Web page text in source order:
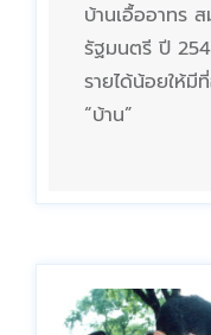
บ้านเอื้ออาทร
รัฐมนตรี ปี
รายได้น้อยให้มี
“บ้าน”